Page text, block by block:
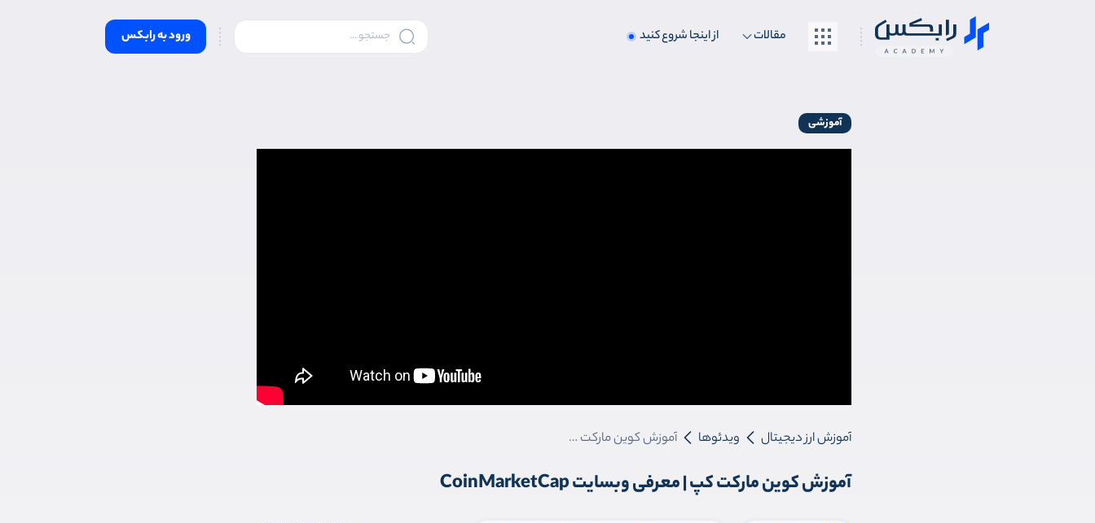
مقالات از اینجا شروع کنید ورود به رابکس
آموزشی
آموزش ارز دیجیتال ویدئوها آموزش کوین مارکت کپ | معرفی وبسایت CoinMarketCap
آموزش کوین مارکت کپ | معرفی وبسایت CoinMarketCap